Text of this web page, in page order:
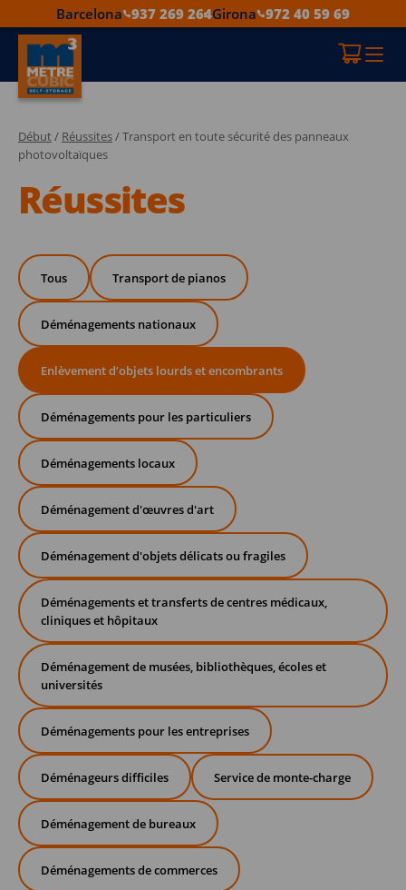
Barcelona 937 269 264Girona 972 40 59 69
Début / Réussites/ Transport en toute sécurité des panneaux
photovoltaïques
Réussites
Tous Transport de pianos
Déménagements nationaux
Enlèvement d’objets lourds et encombrants
Déménagements pour les particuliers
Déménagements locaux
Déménagement d'œuvres d'art
Déménagement d'objets délicats ou fragiles
Déménagements et transferts de centres médicaux,
cliniques et hôpitaux
Déménagement de musées, bibliothèques, écoles et
universités
Déménagements pour les entreprises
Déménageurs difficiles Service de monte-charge
Déménagement de bureaux
Déménagements de commerces